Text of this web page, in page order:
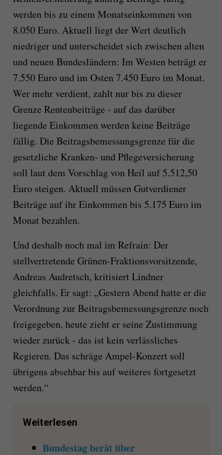
werden bis zu einem Monatseinkommen von
8.050 Euro. Aktuell liegt der Wert deutlich
niedriger und unterscheidet sich zwischen alten
und neuen Bundesländern: Im Westen beträgt er
7.550 Euro und im Osten 7.450 Euro im Monat.
Wer mehr verdient, zahlt nur bis zu dieser
Grenze Rentenbeiträge - auf das darüber
liegende Einkommen werden keine Beiträge
fällig. Die Beitragsbemessungsgrenze für die
gesetzliche Kranken- und Pflegeversicherung
soll laut dem Vorschlag von Heil auf 5.512,50
Euro steigen. Aktuell müssen Gutverdiener
Beiträge auf ihr Einkommen bis 5.175 Euro im
Monat bezahlen.
Und deshalb noch mal im Refrain: Der
stellvertretende Grünen-Fraktionsvorsitzende,
Andreas Audretsch, kritisiert Lindner
gleichfalls. Er sagt: „Gestern Abend hatte er die
Verordnung zur Beitragsbemessungsgrenze noch
freigegeben, heute zieht er seine Zustimmung
wieder zurück - das ist kein verlässliches
Regieren. Das schräge Ampel-Konzert soll
übrigens absehbar bis auf weiteres fortgesetzt
werden.“
Weiterlesen
Bundestag berät über